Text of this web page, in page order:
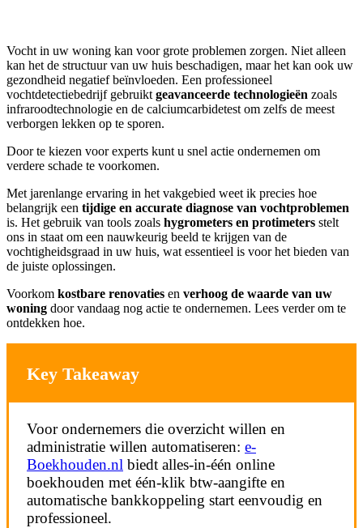
Vocht in uw woning kan voor grote problemen zorgen. Niet alleen
kan het de structuur van uw huis beschadigen, maar het kan ook uw
gezondheid negatief beïnvloeden. Een professioneel
vochtdetectiebedrijf gebruikt geavanceerde technologieën zoals
infraroodtechnologie en de calciumcarbidetest om zelfs de meest
verborgen lekken op te sporen.
Door te kiezen voor experts kunt u snel actie ondernemen om
verdere schade te voorkomen.
Met jarenlange ervaring in het vakgebied weet ik precies hoe
belangrijk een tijdige en accurate diagnose van vochtproblemen
is. Het gebruik van tools zoals hygrometers en protimeters stelt
ons in staat om een nauwkeurig beeld te krijgen van de
vochtigheidsgraad in uw huis, wat essentieel is voor het bieden van
de juiste oplossingen.
Voorkom kostbare renovaties en verhoog de waarde van uw
woning door vandaag nog actie te ondernemen. Lees verder om te
ontdekken hoe.
Key Takeaway
Voor ondernemers die overzicht willen en
administratie willen automatiseren: e-
Boekhouden.nl biedt alles-in-één online
boekhouden met één-klik btw-aangifte en
automatische bankkoppeling start eenvoudig en
professioneel.